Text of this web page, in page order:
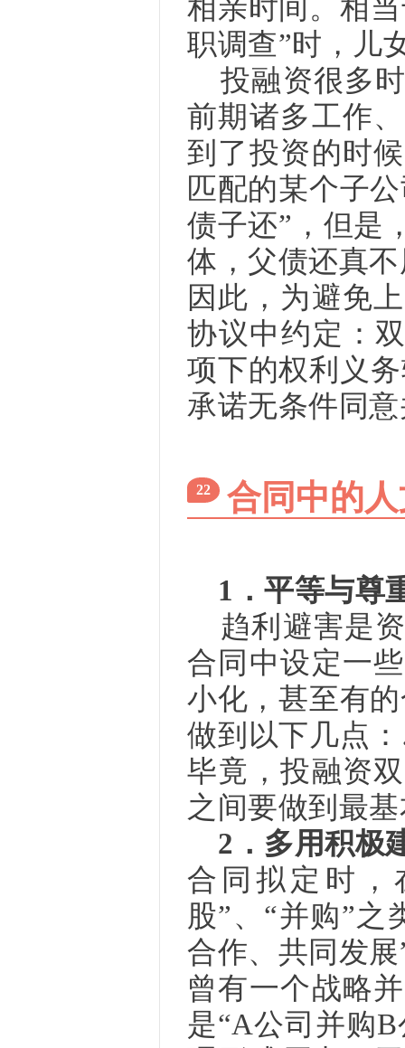
相亲时间。相
职调查”时，儿
投融资很多时
前期诸多工作
到了投资的时
匹配的某个子
债子还”，但是
体，父债还真
因此，为避免
协议中约定：
项下的权利义
承诺无条件同
22 合同中的
1．平等与尊
趋利避害是资
合同中设定一
小化，甚至有
做到以下几点
毕竟，投融资
之间要做到最
2．多用积极
合同拟定时，
股”、“并购”
合作、共同发
曾有一个战略
是“A公司并购